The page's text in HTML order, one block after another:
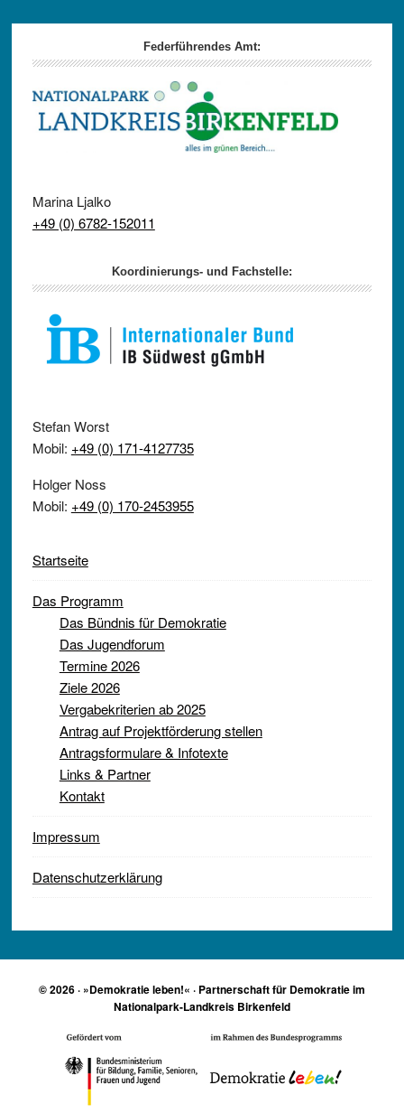
Footer Federführendes Amt:
Marina Ljalko
+49 (0) 6782-152011
Koordinierungs- und Fachstelle:
Stefan Worst
Mobil: +49 (0) 171-4127735
Holger Noss
Mobil: +49 (0) 170-2453955
Startseite
Das Programm
Das Bündnis für Demokratie
Das Jugendforum
Termine 2026
Ziele 2026
Vergabekriterien ab 2025
Antrag auf Projektförderung stellen
Antragsformulare & Infotexte
Links & Partner
Kontakt
Impressum
Datenschutzerklärung
© 2026 · »Demokratie leben!« · Partnerschaft für Demokratie im
Nationalpark-Landkreis Birkenfeld